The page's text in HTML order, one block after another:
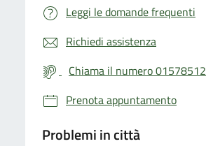
Leggi le domande frequenti
Richiedi assistenza
Chiama il numero 01578512
Prenota appuntamento
Problemi in città